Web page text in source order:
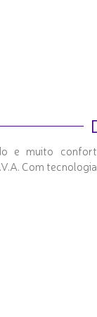
e muito
Com